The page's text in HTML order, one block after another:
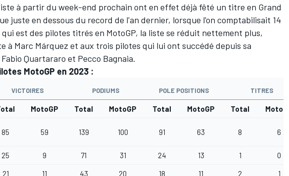
à partir du week-end prochain ont en effet déjà fêté un titre en Grand
juste en dessous du record de l'an dernier, lorsque l'on comptabilisait 14
est des pilotes titrés en MotoGP, la liste se réduit nettement plus,
à Marc Márquez et aux trois pilotes qui lui ont succédé depuis sa
Quartararo et Pecco Bagnaia.
MotoGP en 2023 :
VICTOIRES PODIUMS POLE POSITIONS TITRES
MotoGP Total MotoGP Total MotoGP Total MotoGP
85 59 139 100 91 63 8 6
25 9 71 31 24 13 1 0
21 11 43 20 18 11 2 1